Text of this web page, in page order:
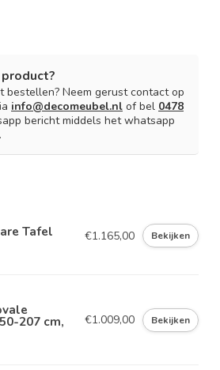
Neem gerust contact op
info@decomeubel.nl of bel 0478
bericht middels het whatsapp
Tafel €1.165,00 Bekijken
207 cm, €1.009,00 Bekijken